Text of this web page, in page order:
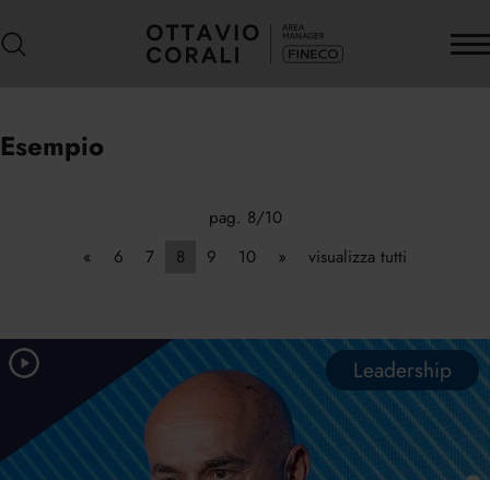
Esempio
pag. 8/10
«
6 7 8 9 10 » visualizza tutti
Leadership